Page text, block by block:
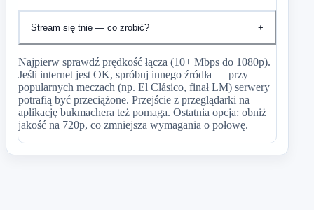
Stream się tnie — co zrobić? +
Najpierw sprawdź prędkość łącza (10+ Mbps do 1080p).
Jeśli internet jest OK, spróbuj innego źródła — przy
popularnych meczach (np. El Clásico, finał LM) serwery
potrafią być przeciążone. Przejście z przeglądarki na
aplikację bukmachera też pomaga. Ostatnia opcja: obniż
jakość na 720p, co zmniejsza wymagania o połowę.